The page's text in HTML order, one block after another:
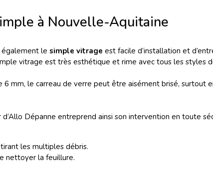
à Nouvelle-Aquitaine
le simple vitrage est facile d’installation et
vitrage est très esthétique et rime avec tous les styles
mm, le carreau de verre peut être aisément brisé, surtout
Dépanne entreprend ainsi son intervention en toute
les multiples débris.
nettoyer la feuillure.